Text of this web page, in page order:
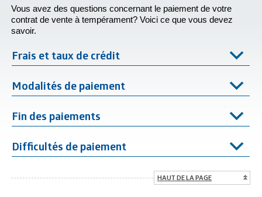
Vous avez des questions concernant le paiement de votre
contrat de vente à tempérament? Voici ce que vous devez
savoir.
Frais et taux de crédit
Modalités de paiement
Fin des paiements
Difficultés de paiement
HAUT DE LA PAGE